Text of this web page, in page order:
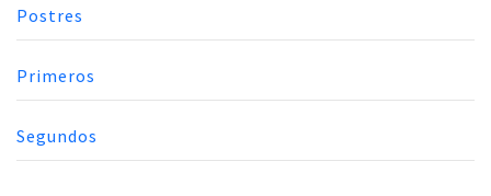
Postres
Primeros
Segundos